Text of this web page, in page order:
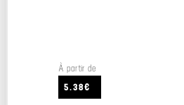
À partir de
5.38€